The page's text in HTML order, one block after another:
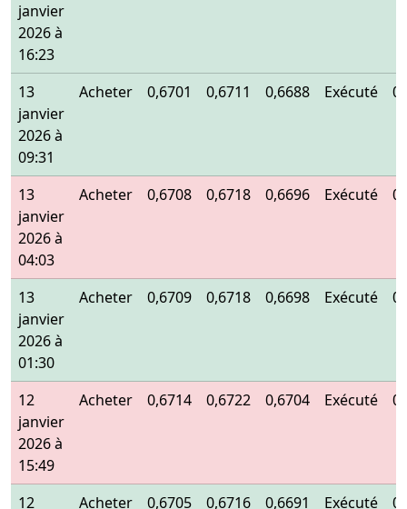
janvier
2026 à
16:23
13
janvier
2026 à
09:31
Acheter 0,6701 0,6711 0,6688 Exécuté
13
janvier
2026 à
04:03
Acheter 0,6708 0,6718 0,6696 Exécuté
13
janvier
2026 à
01:30
Acheter 0,6709 0,6718 0,6698 Exécuté
12
janvier
2026 à
15:49
Acheter 0,6714 0,6722 0,6704 Exécuté
12
Acheter 0,6705 0,6716 0,6691 Exécuté